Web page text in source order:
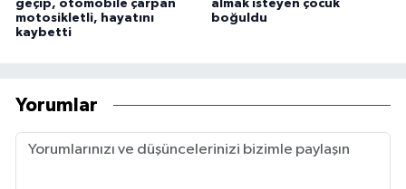
geçip, otomobile çarpan
motosikletli, hayatını
kaybetti
almak isteyen çocuk
boğuldu
Yorumlar